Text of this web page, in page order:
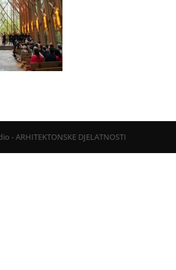
- ARHITEKTONSKE DJELATNOSTI